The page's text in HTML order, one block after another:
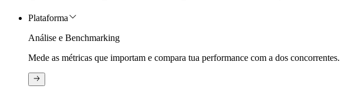
Plataforma
Análise e Benchmarking
Mede as métricas que importam e compara tua performance com a dos concorrentes.